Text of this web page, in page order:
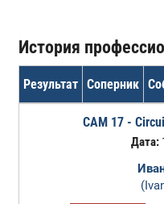
История
Результат Соперник
CAM 17 -
Дата: